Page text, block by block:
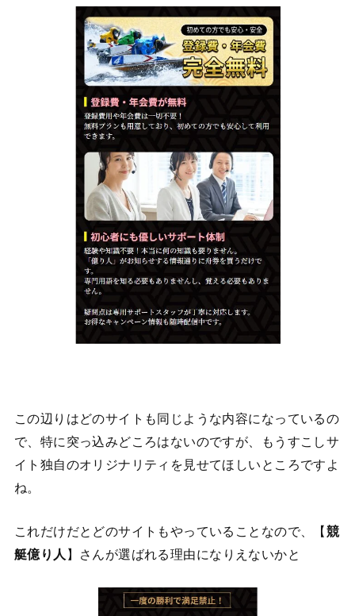
この辺りはどのサイトも同じような内容になっているの
で、特に突っ込みどころはないのですが、もうすこしサ
イト独自のオリジナリティを見せてほしいところですよ
ね。
これだけだとどのサイトもやっていることなので、【 競
艇億り人 】さんが選ばれる理由になりえないかと